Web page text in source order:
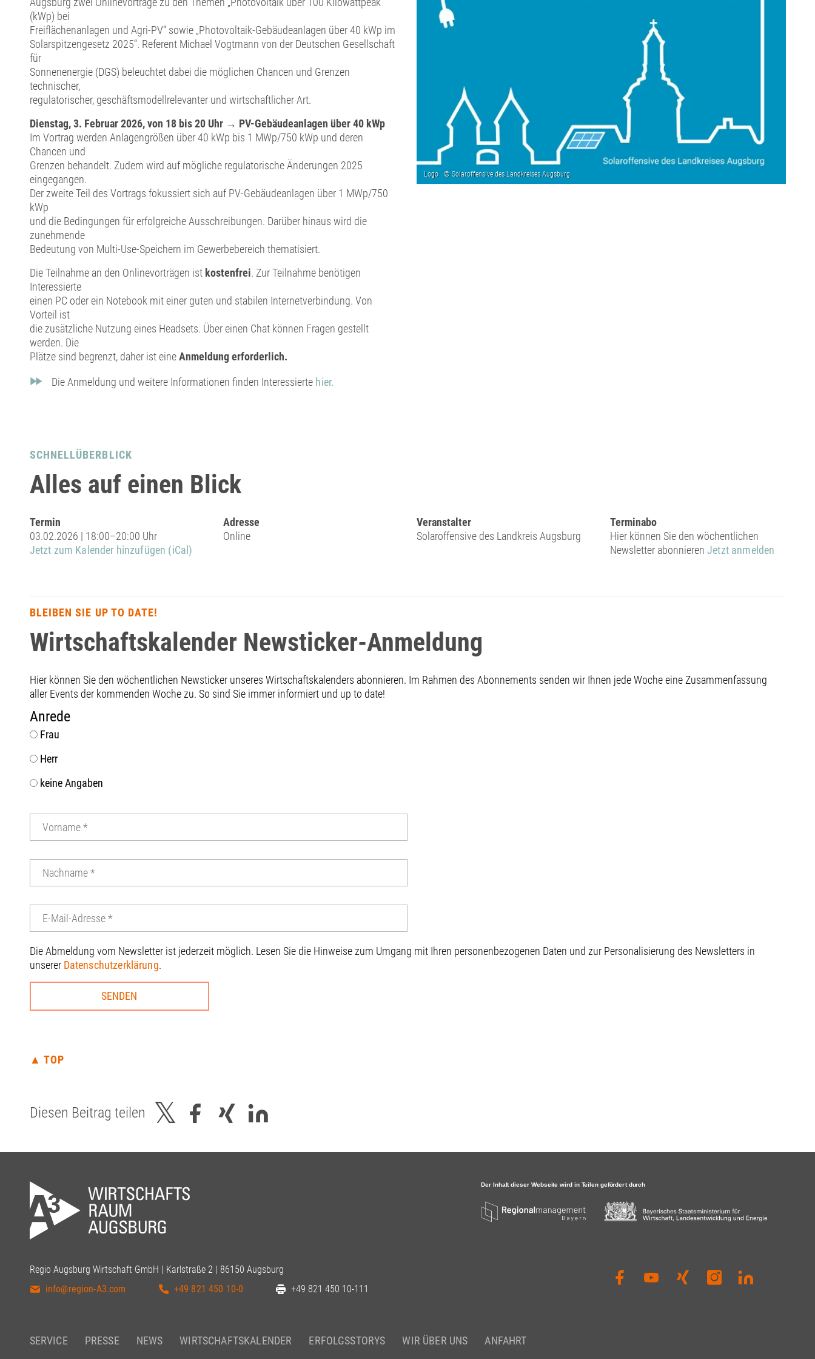
(kWp) bei
Freiflächenanlagen und Agri-PV“ sowie „Photovoltaik-Gebäudeanlagen über 40 kWp im
Solarspitzengesetz 2025“. Referent Michael Vogtmann von der Deutschen Gesellschaft
für
Sonnenenergie (DGS) beleuchtet dabei die möglichen Chancen und Grenzen
technischer,
regulatorischer, geschäftsmodellrelevanter und wirtschaftlicher Art.
Dienstag, 3. Februar 2026, von 18 bis 20 Uhr → PV-Gebäudeanlagen über 40 kWp
Im Vortrag werden Anlagengrößen über 40 kWp bis 1 MWp/750 kWp und deren
Chancen und
Grenzen behandelt. Zudem wird auf mögliche regulatorische Änderungen 2025
eingegangen.
Der zweite Teil des Vortrags fokussiert sich auf PV-Gebäudeanlagen über 1 MWp/750
kWp
und die Bedingungen für erfolgreiche Ausschreibungen. Darüber hinaus wird die
zunehmende
Bedeutung von Multi-Use-Speichern im Gewerbebereich thematisiert.
Die Teilnahme an den Onlinevorträgen ist kostenfrei. Zur Teilnahme benötigen
Interessierte
einen PC oder ein Notebook mit einer guten und stabilen Internetverbindung. Von
Vorteil ist
die zusätzliche Nutzung eines Headsets. Über einen Chat können Fragen gestellt
werden. Die
Plätze sind begrenzt, daher ist eineAnmeldung erforderlich.
Die Anmeldung und weitere Informationen finden Interessierte hier.
SCHNELLÜBERBLICK
Alles auf einen Blick
Termin
03.02.2026 | 18:00–20:00 Uhr
Jetzt zum Kalender hinzufügen (iCal)
Adresse
Online
Veranstalter
Solaroffensive des Landkreis Augsburg
Terminabo
Hier können Sie den wöchentlichen
Newsletter abonnierenJetzt anmelden
BLEIBEN SIE UP TO DATE!
Wirtschaftskalender Newsticker-Anmeldung
Hier können Sie den wöchentlichen Newsticker unseres Wirtschaftskalenders abonnieren. Im Rahmen des Abonnements senden wir Ihnen jede Woche eine Zusammenfassung
aller Events der kommenden Woche zu. So sind Sie immer informiert und up to date!
Anrede
Frau
Herr
keine Angaben
Die Abmeldung vom Newsletter ist jederzeit möglich. Lesen Sie die Hinweise zum Umgang mit Ihren personenbezogenen Daten und zur Personalisierung des Newsletters in
unserer Datenschutzerklärung.
▲ TOP
Diesen Beitrag teilen
Regio Augsburg Wirtschaft GmbH | Karlstraße 2 | 86150 Augsburg
info@region-A3.com
+49 821 450 10-0 +49 821 450 10-111
SERVICE PRESSE NEWS WIRTSCHAFTSKALENDER ERFOLGSSTORYS WIR ÜBER UNS ANFAHRT